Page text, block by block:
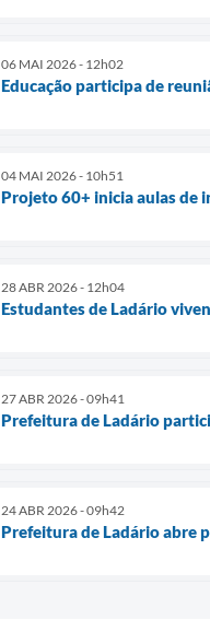
06 MAI 2026 - 12h02
Educação participa de
04 MAI 2026 - 10h51
Projeto 60+ inicia aulas de
28 ABR 2026 - 12h04
Estudantes de Ladário
27 ABR 2026 - 09h41
Prefeitura de Ladário
24 ABR 2026 - 09h42
Prefeitura de Ladário abre